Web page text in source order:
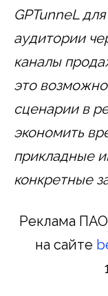
GPTunneL
аудитории
каналы
это
сценарии в
экономить
прикладные
конкретные
Реклама
на сайте